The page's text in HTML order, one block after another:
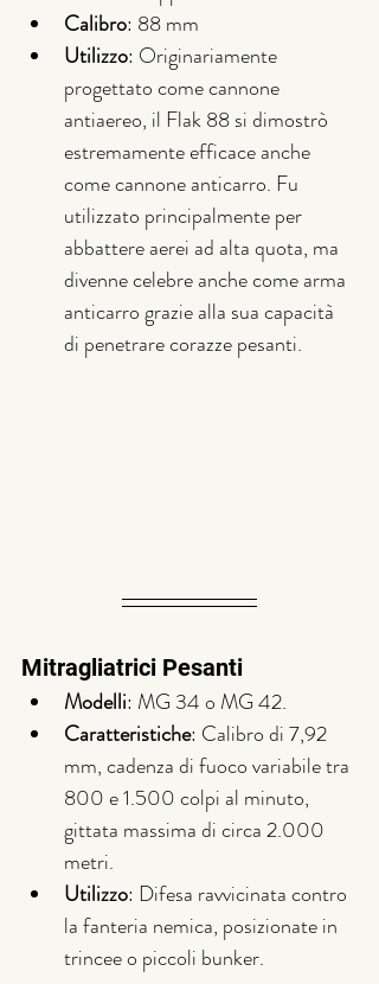
Calibro: 88 mm
Utilizzo: Originariamente
progettato come cannone
antiaereo, il Flak 88 si dimostrò
estremamente efficace anche
come cannone anticarro. Fu
utilizzato principalmente per
abbattere aerei ad alta quota, ma
divenne celebre anche come arma
anticarro grazie alla sua capacità
di penetrare corazze pesanti.
Mitragliatrici Pesanti
Modelli: MG 34 o MG 42.
Caratteristiche: Calibro di 7,92
mm, cadenza di fuoco variabile tra
800 e 1.500 colpi al minuto,
gittata massima di circa 2.000
metri.
Utilizzo: Difesa ravvicinata contro
la fanteria nemica, posizionate in
trincee o piccoli bunker.